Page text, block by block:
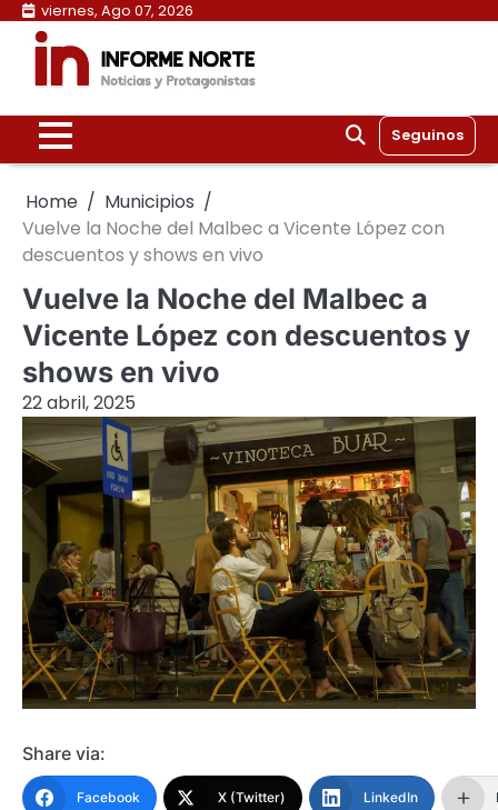
Skip
content
viernes, Ago 07, 2026
Seguinos
Home
Municipios
Vuelve la Noche del Malbec a Vicente López con
descuentos y shows en vivo
Vuelve la Noche del Malbec a
Vicente López con descuentos y
shows en vivo
22 abril, 2025
Share via:
Facebook X (Twitter) LinkedIn